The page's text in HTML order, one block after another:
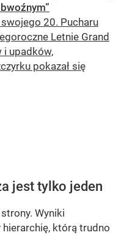
20. Pucharu
Letnie Grand
i upadków,
pokazał się
jest tylko jeden
Wyniki
hierarchię, którą trudno